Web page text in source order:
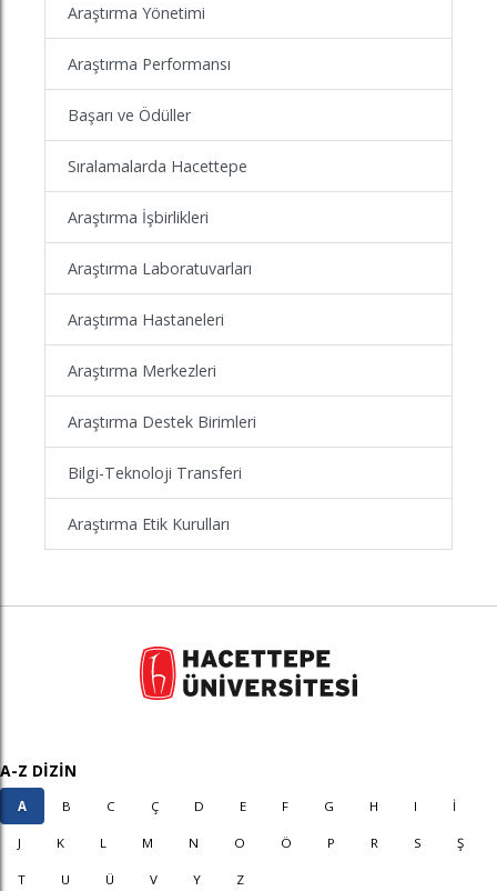
Araştırma Yönetimi
Araştırma Performansı
Başarı ve Ödüller
Sıralamalarda Hacettepe
Araştırma İşbirlikleri
Araştırma Laboratuvarları
Araştırma Hastaneleri
Araştırma Merkezleri
Araştırma Destek Birimleri
Bilgi-Teknoloji Transferi
Araştırma Etik Kurulları
A-Z DİZİN
A B C Ç D E F G H I İ
J K L M N O Ö P R S Ş
T U Ü V Y Z